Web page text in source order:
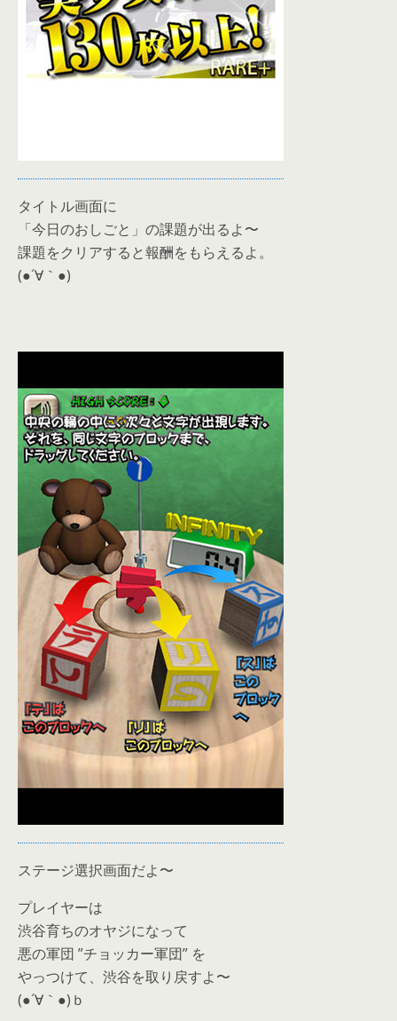
タイトル画面に
「今日のおしごと」の課題が出るよ〜
課題をクリアすると報酬をもらえるよ。
(●´∀｀●)
ステージ選択画面だよ〜
プレイヤーは
渋谷育ちのオヤジになって
悪の軍団 ”チョッカー軍団” を
やっつけて、渋谷を取り戻すよ〜
(●´∀｀●)ｂ